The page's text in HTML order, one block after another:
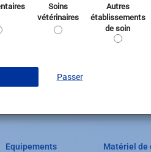
Soins
vétérinaires
Autres
établissements
de soin
Passer
Equipements Matériel de